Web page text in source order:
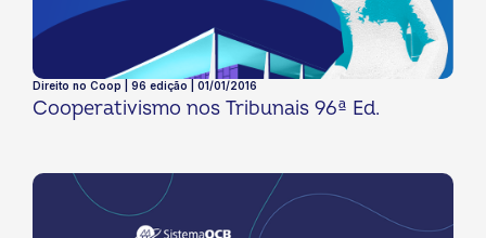
Direito no Coop | 96 edição | 01/01/2016
Cooperativismo nos Tribunais 96ª Ed.